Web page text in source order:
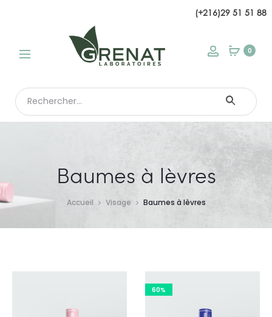
(+216)29 51 51 88
modal 0
Search
for:
Baumes à lèvres
Accueil Visage Baumes à lèvres
60%